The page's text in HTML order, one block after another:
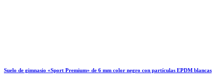
Suelo de gimnasio «Sport Premium» de 6 mm color negro con partículas EPDM blancas